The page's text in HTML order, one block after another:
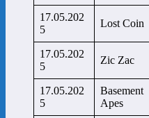
17.05.202
5
Lost Coin
17.05.202
5
Zic Zac
17.05.202
5
Basement
Apes